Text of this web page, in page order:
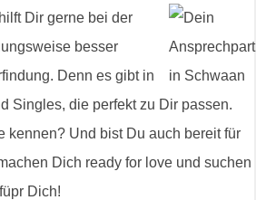
Dir gerne bei der
besser
Denn es gibt in
Singles, die perfekt zu Dir passen.
kennen? Und bist Du auch bereit für
Dich ready for love und suchen
Dich!